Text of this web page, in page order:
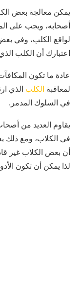
يمكن معالجة بعض
أصحابه، ويجب على
لواقع الكلب، وفي
اعتبارك أن الكلب
عادة ما تكون
لمعاقبة الكلب الذي
في السلوك المدمر.
يقاوم العديد من
في الكلاب، ومع ذلك
أن بعض الكلاب غير
لذا يمكن أن تكون